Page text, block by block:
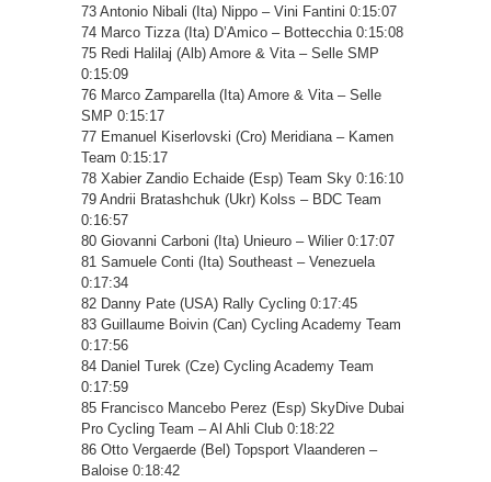
73 Antonio Nibali (Ita) Nippo – Vini Fantini 0:15:07
74 Marco Tizza (Ita) D’Amico – Bottecchia 0:15:08
75 Redi Halilaj (Alb) Amore & Vita – Selle SMP
0:15:09
76 Marco Zamparella (Ita) Amore & Vita – Selle
SMP 0:15:17
77 Emanuel Kiserlovski (Cro) Meridiana – Kamen
Team 0:15:17
78 Xabier Zandio Echaide (Esp) Team Sky 0:16:10
79 Andrii Bratashchuk (Ukr) Kolss – BDC Team
0:16:57
80 Giovanni Carboni (Ita) Unieuro – Wilier 0:17:07
81 Samuele Conti (Ita) Southeast – Venezuela
0:17:34
82 Danny Pate (USA) Rally Cycling 0:17:45
83 Guillaume Boivin (Can) Cycling Academy Team
0:17:56
84 Daniel Turek (Cze) Cycling Academy Team
0:17:59
85 Francisco Mancebo Perez (Esp) SkyDive Dubai
Pro Cycling Team – Al Ahli Club 0:18:22
86 Otto Vergaerde (Bel) Topsport Vlaanderen –
Baloise 0:18:42